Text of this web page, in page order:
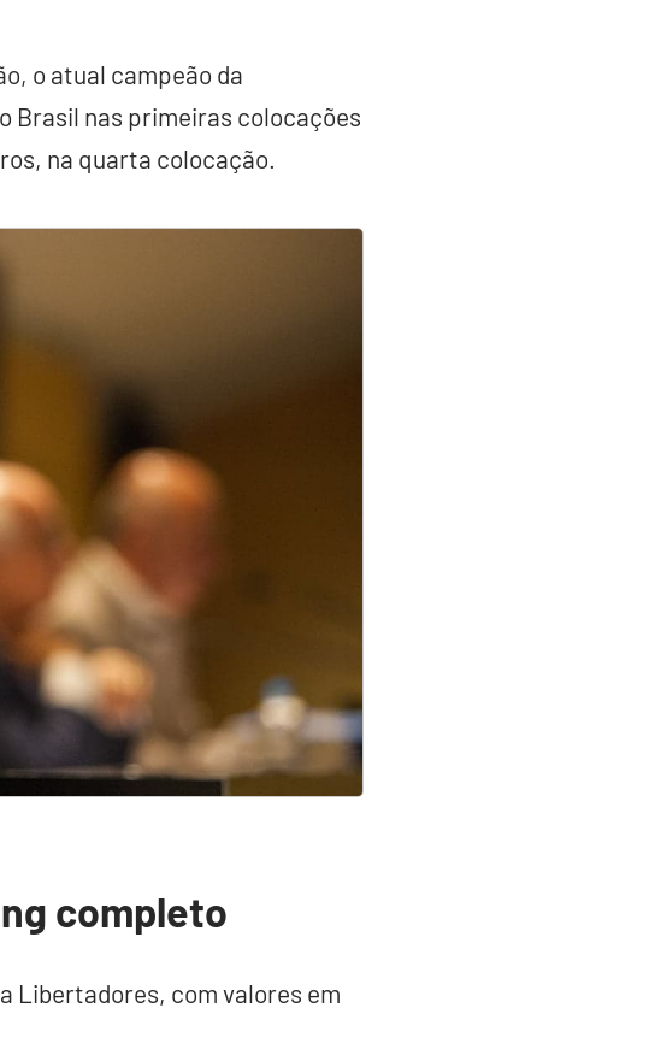
o atual campeão da
Brasil nas primeiras colocações
na quarta colocação.
completo
Libertadores, com valores em